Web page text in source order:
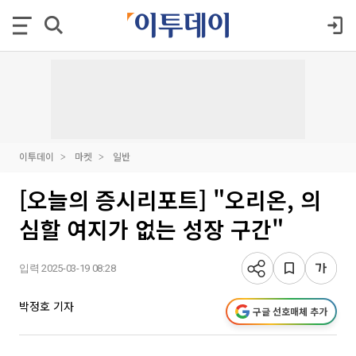
이투데이 마켓 일반
[오늘의 증시리포트] "오리온, 의
심할 여지가 없는 성장 구간"
입력 2025-03-19 08:28
박정호 기자 구글 선호매체 추가